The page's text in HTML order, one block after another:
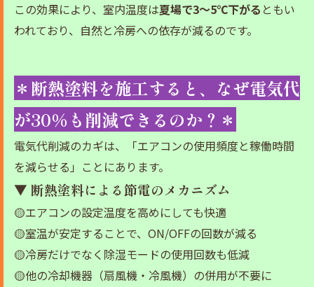
この効果により、室内温度は夏場で3〜5℃下がる ともい
われており、自然と冷房への依存が減るのです。
＊断熱塗料を施工すると、なぜ電気代
が30％も削減できるのか？＊
電気代削減のカギは、「エアコンの使用頻度と稼働時間
を減らせる」ことにあります。
▼ 断熱塗料による節電のメカニズム
🟡エアコンの設定温度を高めにしても快適
🟡室温が安定することで、ON/OFFの回数が減る
🟡冷房だけでなく除湿モードの使用回数も低減
🟡他の冷却機器（扇風機・冷風機）の併用が不要に